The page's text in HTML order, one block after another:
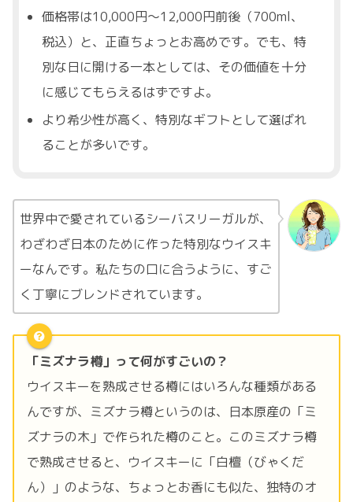
価格帯は10,000円～12,000円前後（700ml、
税込）と、正直ちょっとお高めです。でも、特
別な日に開ける一本としては、その価値を十分
に感じてもらえるはずですよ。
より希少性が高く、特別なギフトとして選ばれ
ることが多いです。
世界中で愛されているシーバスリーガルが、
わざわざ日本のために作った特別なウイスキ
ーなんです。私たちの口に合うように、すご
く丁寧にブレンドされています。
「ミズナラ樽」って何がすごいの？
ウイスキーを熟成させる樽にはいろんな種類がある
んですが、ミズナラ樽というのは、日本原産の「ミ
ズナラの木」で作られた樽のこと。このミズナラ樽
で熟成させると、ウイスキーに「白檀（びゃくだ
ん）」のような、ちょっとお香にも似た、独特のオ